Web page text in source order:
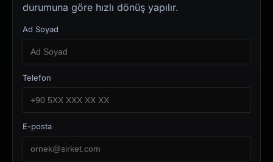
durumuna göre hızlı dönüş yapılır.
Ad Soyad
Telefon
E-posta